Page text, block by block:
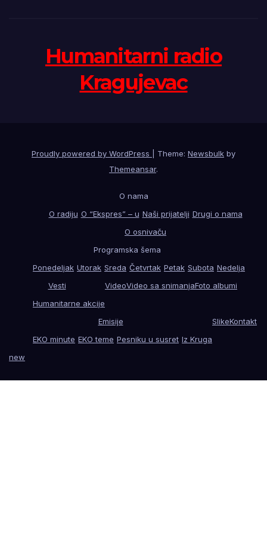
Humanitarni radio
Kragujevac
Proudly powered by WordPress Theme: Newsbulk by
Themeansar.
O nama
O radiju O “Ekspres” – u Naši prijatelji Drugi o nama
O osnivaču
Programska šema
Ponedeljak Utorak Sreda Četvrtak Petak Subota Nedelja
Vesti
Humanitarne akcije
VideoVideo sa snimanjaFoto albumi
Emisije
EKO minute EKO teme Pesniku u susret Iz Kruga
SlikeKontakt
new